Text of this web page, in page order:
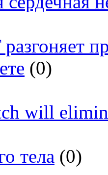
(0)
will
тела (0)